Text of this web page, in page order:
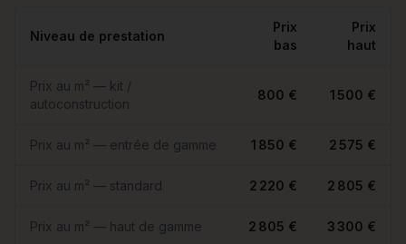
Niveau de prestation
Prix
bas
Prix
haut
Prix au m² — kit /
autoconstruction
800 € 1 500 €
Prix au m² — entrée de gamme 1 850 € 2 575 €
Prix au m² — standard 2 220 € 2 805 €
Prix au m² — haut de gamme 2 805 € 3 300 €